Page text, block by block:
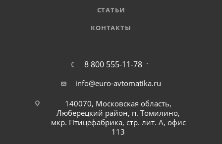
СТАТЬИ
КОНТАКТЫ
8 800 555-11-78
info@euro-avtomatika.ru
140070, Московская область,
Люберецкий район, п. Томилино,
мкр. Птицефабрика, стр. лит. А, офис
113